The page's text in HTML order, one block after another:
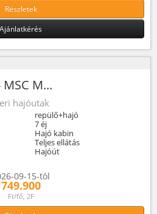
Részletek
Ajánlatkérés
MSC M...
hajóutak
repülő+hajó
7 éj
Hajó kabin
Teljes ellátás
Hajóút
09-15-tól
749.900
Ft/fő, 2F